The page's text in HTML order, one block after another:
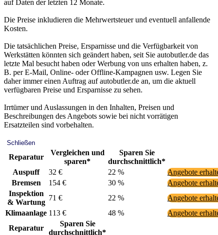
auf Daten der letzten 12 Monate.
Die Preise inkludieren die Mehrwertsteuer und eventuell anfallende
Kosten.
Die tatsächlichen Preise, Ersparnisse und die Verfügbarkeit von
Werkstätten könnten sich geändert haben, seit Sie autobutler.de das
letzte Mal besucht haben oder Werbung von uns erhalten haben, z.
B. per E-Mail, Online- oder Offline-Kampagnen usw. Legen Sie
daher immer einen Auftrag auf autobutler.de an, um die aktuell
verfügbaren Preise und Ersparnisse zu sehen.
Irrtümer und Auslassungen in den Inhalten, Preisen und
Beschreibungen des Angebots sowie bei nicht vorrätigen
Ersatzteilen sind vorbehalten.
Schließen
Reparatur
Vergleichen und
sparen*
Sparen Sie
durchschnittlich*
Auspuff
32 € 22 %
Angebote
Bremsen
154 € 30 %
Angebote
Inspektion
& Wartung
71 € 22 %
Angebote
Klimaanlage 113 € 48 %
Angebote
Reparatur
Sparen Sie
durchschnittlich*